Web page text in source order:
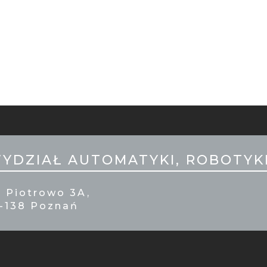
AUTOMATYKI,
Piotrowo 3A,
138 Poznań